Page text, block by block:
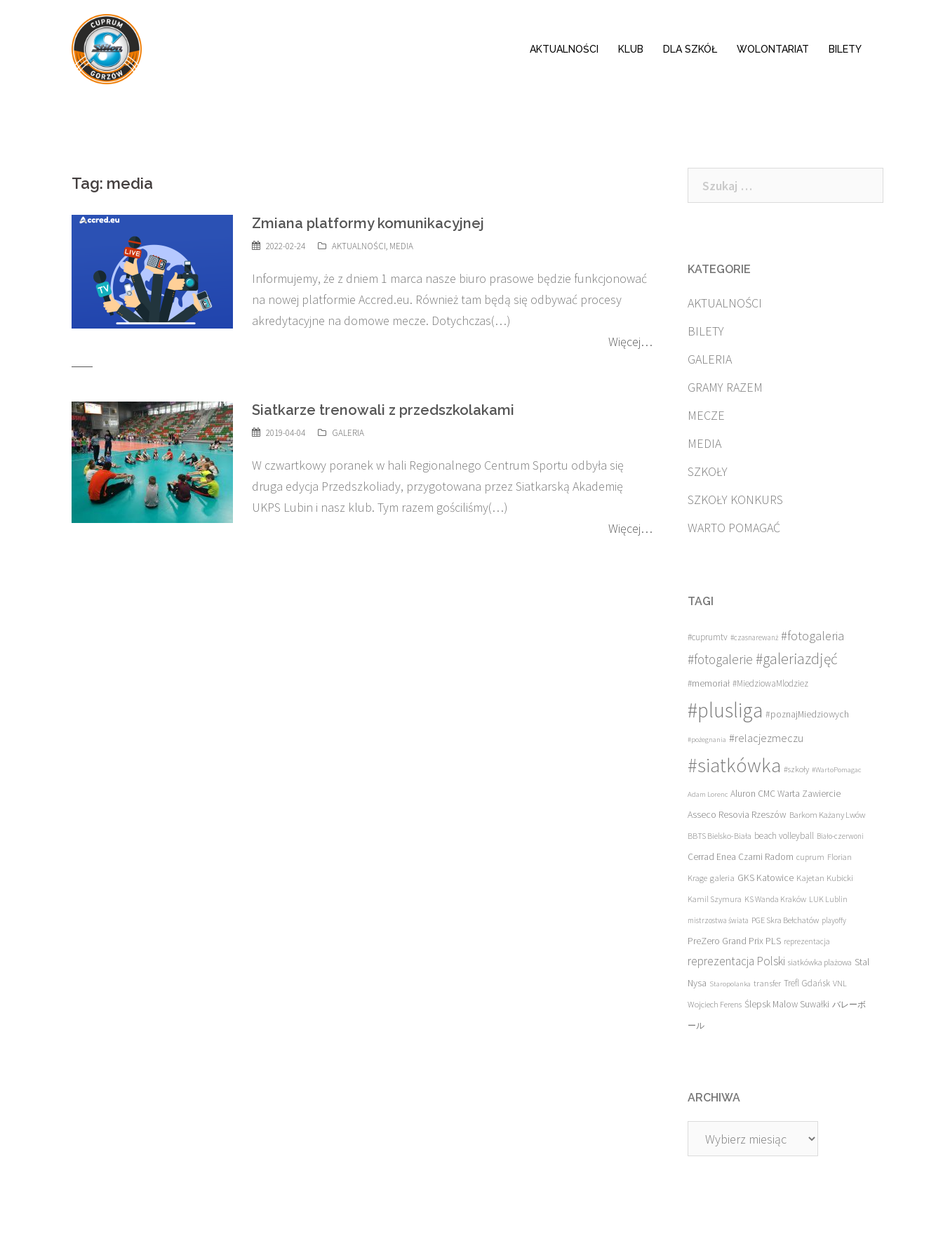
AKTUALNOŚCI KLUB DLA SZKÓŁ WOLONTARIAT BILETY
Tag: media
Zmiana platformy komunikacyjnej
2022-02-24 AKTUALNOŚCI, MEDIA
Informujemy, że z dniem 1 marca nasze biuro prasowe będzie funkcjonować
na nowej platformie Accred.eu. Również tam będą się odbywać procesy
akredytacyjne na domowe mecze. Dotychczas(…)
Więcej…
Siatkarze trenowali z przedszkolakami
2019-04-04 GALERIA
W czwartkowy poranek w hali Regionalnego Centrum Sportu odbyła się
druga edycja Przedszkoliady, przygotowana przez Siatkarską Akademię
UKPS Lubin i nasz klub. Tym razem gościliśmy(…)
Więcej…
Szukaj:
KATEGORIE
AKTUALNOŚCI
BILETY
GALERIA
GRAMY RAZEM
MECZE
MEDIA
SZKOŁY
SZKOŁY KONKURS
WARTO POMAGAĆ
TAGI
#cuprumtv #czasnarewanż #fotogaleria
#fotogalerie #galeriazdjęć
#memoriał #MiedziowaMlodziez
#plusliga #poznajMiedziowych
#pożegnania #relacjezmeczu
#siatkówka #szkoły #WartoPomagac
Adam Lorenc Aluron CMC Warta Zawiercie
Asseco Resovia Rzeszów Barkom Każany Lwów
BBTS Bielsko-Biała beach volleyball Biało-czerwoni
Cerrad Enea Czarni Radom cuprum Florian
Krage galeria GKS Katowice Kajetan Kubicki
Kamil Szymura KS Wanda Kraków LUK Lublin
mistrzostwa świata PGE Skra Bełchatów playoffy
PreZero Grand Prix PLS reprezentacja
reprezentacja Polski siatkówka plażowa Stal
Nysa Staropolanka transfer Trefl Gdańsk VNL
Wojciech Ferens Ślepsk Malow Suwałki バレーボ
ール
ARCHIWA
Archiwa